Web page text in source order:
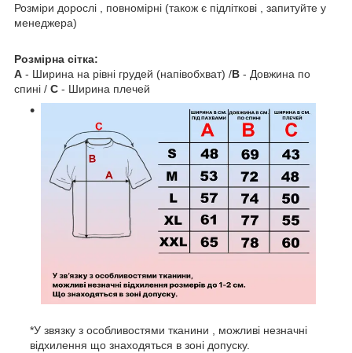
Розміри дорослі , повномірні (також є підліткові , запитуйте у
менеджера)
Розмірна сітка:
A - Ширина на рівні грудей (напівобхват) /B - Довжина по
спині / C - Ширина плечей
*У звязку з особливостями тканини , можливі незначні
відхилення що знаходяться в зоні допуску.